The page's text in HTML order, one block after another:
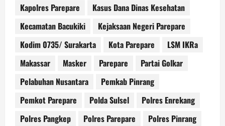
Kapolres Parepare
Kasus Dana Dinas Kesehatan
Kecamatan Bacukiki
Kejaksaan Negeri Parepare
Kodim 0735/ Surakarta
Kota Parepare
LSM IKRa
Makassar
Masker Parepare
Partai Golkar
Pelabuhan Nusantara
Pemkab Pinrang
Pemkot Parepare
Polda Sulsel
Polres Enrekang
Polres Pangkep
Polres Parepare
Polres Pinrang